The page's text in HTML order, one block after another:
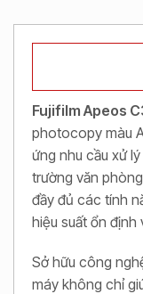
Fujifilm Apeos
photocopy màu
ứng nhu cầu xử
trường văn
đầy đủ các tính
hiệu suất ổn định
Sở hữu công
máy không chỉ